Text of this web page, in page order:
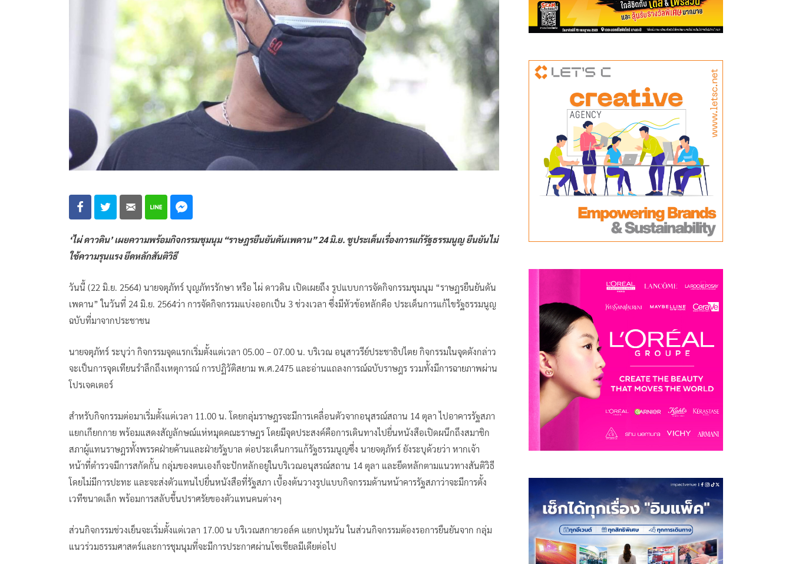
‘ไผ่ ดาวดิน’ เผยความพร้อมกิจกรรมชุมนุม “ราษฎรยืนยันดันเพดาน” 24 มิ.ย. ชูประเด็นเรื่องการแก้รัฐธรรมนูญ ยืนยันไม่
ใช้ความรุนแรง ยึดหลักสันติวิธี
วันนี้ (22 มิ.ย. 2564) นายจตุภัทร์ บุญภัทรรักษา หรือ ไผ่ ดาวดิน เปิดเผยถึง รูปแบบการจัดกิจกรรมชุมนุม “ราษฎรยืนยันดัน
เพดาน” ในวันที่ 24 มิ.ย. 2564ว่า การจัดกิจกรรมแบ่งออกเป็น 3 ช่วงเวลา ซึ่งมีหัวข้อหลักคือ ประเด็นการแก้ไขรัฐธรรมนูญ
ฉบับที่มาจากประชาชน
นายจตุภัทร์ ระบุว่า กิจกรรมจุดแรกเริ่มตั้งแต่เวลา 05.00 – 07.00 น. บริเวณ อนุสาวรีย์ประชาธิปไตย กิจกรรมในจุดดังกล่าว
จะเป็นการจุดเทียนรำลึกถึงเหตุการณ์ การปฏิวัติสยาม พ.ศ.2475 และอ่านแถลงการณ์ฉบับราษฎร รวมทั้งมีการฉายภาพผ่าน
โปรเจคเตอร์
สำหรับกิจกรรมต่อมาเริ่มตั้งแต่เวลา 11.00 น. โดยกลุ่มราษฎรจะมีการเคลื่อนตัวจากอนุสรณ์สถาน 14 ตุลา ไปอาคารรัฐสภา
แยกเกียกกาย พร้อมแสดงสัญลักษณ์แห่หมุดคณะราษฎร โดยมีจุดประสงค์คือการเดินทางไปยื่นหนังสือเปิดผนึกถึงสมาชิก
สภาผู้แทนราษฎรทั้งพรรคฝ่ายค้านและฝ่ายรัฐบาล ต่อประเด็นการแก้รัฐธรรมนูญซึ่ง นายจตุภัทร์ ยังระบุด้วยว่า หากเจ้า
หน้าที่ตำรวจมีการสกัดกั้น กลุ่มของตนเองก็จะปักหลักอยู่ในบริเวณอนุสรณ์สถาน 14 ตุลา และยึดหลักตามแนวทางสันติวิธี
โดยไม่มีการปะทะ และจะส่งตัวแทนไปยื่นหนังสือที่รัฐสภา เบื้องต้นวางรูปแบบกิจกรรมด้านหน้าคารรัฐสภาว่าจะมีการตั้ง
เวทีขนาดเล็ก พร้อมการสลับขึ้นปราศรัยของตัวแทนคนต่างๆ
ส่วนกิจกรรมช่วงเย็นจะเริ่มตั้งแต่เวลา 17.00 น บริเวณสกายวอล์ค แยกปทุมวัน ในส่วนกิจกรรมต้องรอการยืนยันจาก กลุ่ม
แนวร่วมธรรมศาสตร์และการชุมนุมที่จะมีการประกาศผ่านโซเชียลมีเดียต่อไป